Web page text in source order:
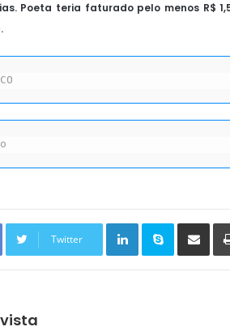
Poeta teria faturado pelo menos R$
Twitter
Linkedin Skype